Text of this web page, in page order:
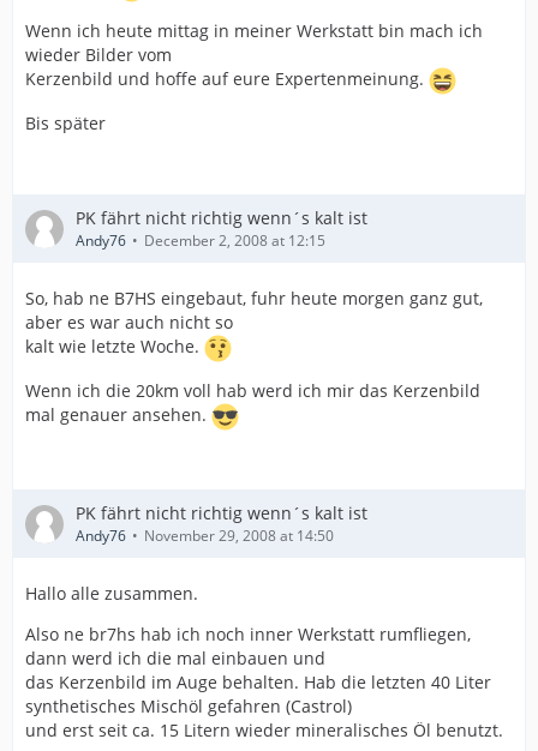
Wenn ich heute mittag in meiner Werkstatt bin mach ich
wieder Bilder vom
Kerzenbild und hoffe auf eure Expertenmeinung.
Bis später
PK fährt nicht richtig wenn´s kalt ist
Andy76 December 2, 2008 at 12:15
So, hab ne B7HS eingebaut, fuhr heute morgen ganz gut,
aber es war auch nicht so
kalt wie letzte Woche.
Wenn ich die 20km voll hab werd ich mir das Kerzenbild
mal genauer ansehen.
PK fährt nicht richtig wenn´s kalt ist
Andy76 November 29, 2008 at 14:50
Hallo alle zusammen.
Also ne br7hs hab ich noch inner Werkstatt rumfliegen,
dann werd ich die mal einbauen und
das Kerzenbild im Auge behalten. Hab die letzten 40 Liter
synthetisches Mischöl gefahren (Castrol)
und erst seit ca. 15 Litern wieder mineralisches Öl benutzt.